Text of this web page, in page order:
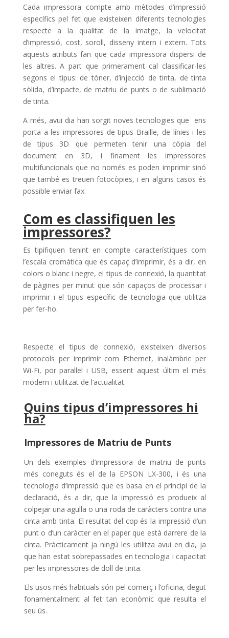
Cada impressora compte amb mètodes d’impressió
específics pel fet que existeixen diferents tecnologies
respecte a la qualitat de la imatge, la velocitat
d’impressió, cost, soroll, disseny intern i extern. Tots
aquests atributs fan que cada impressora dispersi de
les altres. A part que primerament cal classificar-les
segons el tipus: de tòner, d’injecció de tinta, de tinta
sòlida, d’impacte, de matriu de punts o de sublimació
de tinta.
A més, avui dia han sorgit noves tecnologies que ens
porta a les impressores de tipus Braille, de línies i les
de tipus 3D que permeten tenir una còpia del
document en 3D, i finament les impressores
multifuncionals que no només es poden imprimir sinó
que també es treuen fotocòpies, i en alguns casos és
possible enviar fax.
Com es classifiquen les
impressores?
Es tipifiquen tenint en compte característiques com
l’escala cromàtica que és capaç d’imprimir, és a dir, en
colors o blanc i negre, el tipus de connexió, la quantitat
de pàgines per minut que són capaços de processar i
imprimir i el tipus específic de tecnologia que utilitza
per fer-ho.
Respecte el tipus de connexió, existeixen diversos
protocols per imprimir com Ethernet, inalàmbric per
Wi-Fi, por paral·lel i USB, essent aquest últim el més
modern i utilitzat de l’actualitat.
Quins tipus d’impressores hi
ha?
Impressores de Matriu de Punts
Un dels exemples d’impressora de matriu de punts
més coneguts és el de la EPSON LX-300, i és una
tecnologia d’impressió que es basa en el principi de la
declaració, és a dir, que la impressió es produeix al
colpejar una agulla o una roda de caràcters contra una
cinta amb tinta. El resultat del cop és la impressió d’un
punt o d’un caràcter en el paper que està darrere de la
cinta. Pràcticament ja ningú les utilitza avui en dia, ja
que han estat sobrepassades en tecnologia i capacitat
per les impressores de doll de tinta.
Els usos més habituals són pel comerç i l’oficina, degut
fonamentalment al fet tan econòmic que resulta el
seu ús.